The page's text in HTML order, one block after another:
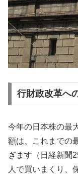
行財政改革へ
今年の日本株の最
額は、これまでの
ぎます（日経新聞
人で買いまくり、